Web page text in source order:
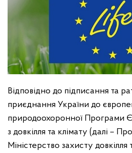
Відповідно до підписання та
приєднання України до
природоохоронної Програми
з довкілля та клімату (далі –
Міністерство захисту